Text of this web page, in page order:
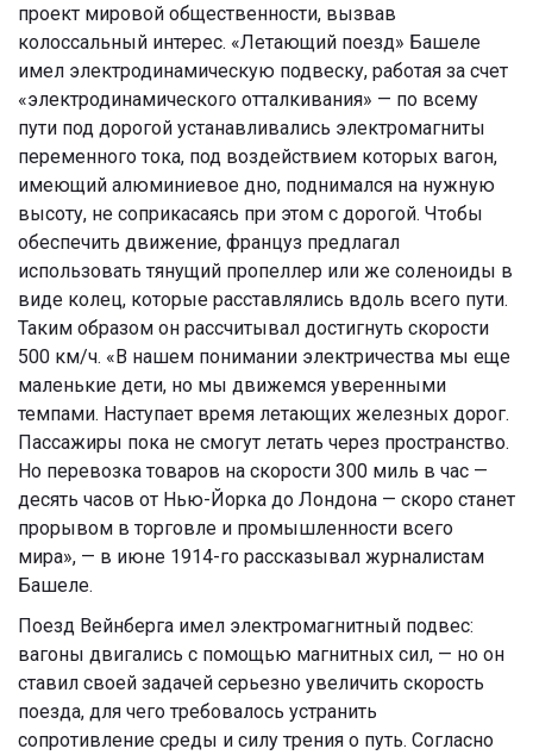
проект мировой общественности, вызвав
колоссальный интерес. «Летающий поезд» Башеле
имел электродинамическую подвеску, работая за счет
«электродинамического отталкивания» — по всему
пути под дорогой устанавливались электромагниты
переменного тока, под воздействием которых вагон,
имеющий алюминиевое дно, поднимался на нужную
высоту, не соприкасаясь при этом с дорогой. Чтобы
обеспечить движение, француз предлагал
использовать тянущий пропеллер или же соленоиды в
виде колец, которые расставлялись вдоль всего пути.
Таким образом он рассчитывал достигнуть скорости
500 км/ч. «В нашем понимании электричества мы еще
маленькие дети, но мы движемся уверенными
темпами. Наступает время летающих железных дорог.
Пассажиры пока не смогут летать через пространство.
Но перевозка товаров на скорости 300 миль в час —
десять часов от Нью-Йорка до Лондона — скоро станет
прорывом в торговле и промышленности всего
мира», — в июне 1914-го рассказывал журналистам
Башеле.
Поезд Вейнберга имел электромагнитный подвес:
вагоны двигались с помощью магнитных сил, — но он
ставил своей задачей серьезно увеличить скорость
поезда, для чего требовалось устранить
сопротивление среды и силу трения о путь. Согласно